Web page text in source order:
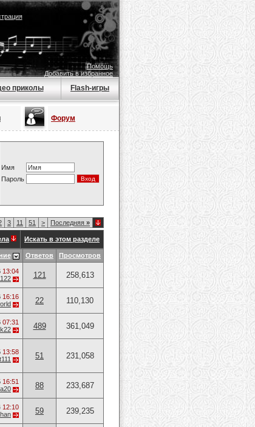
Помощь
Добавить в избранное
приколы Flash-игры
Форум
Имя
Пароль
3 11 51 > Последняя »
Искать в этом разделе
Ответов Просмотров
13:04
121 258,613
16:16
22 110,130
07:31
489 361,049
13:58
51 231,058
16:51
88 233,687
12:10
59 239,235